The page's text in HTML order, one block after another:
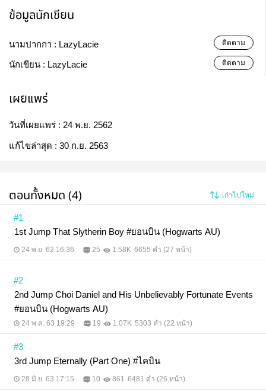
ข้อมูลนักเขียน
นามปากกา : LazyLacie ติดตาม
นักเขียน : LazyLacie ติดตาม
เผยแพร่
วันที่เผยแพร่ : 24 พ.ย. 2562
แก้ไขล่าสุด : 30 ก.ย. 2563
ตอนทั้งหมด (4) เก่าไปใหม่
#1
1st Jump That Slytherin Boy #ยอนบิน (Hogwarts AU)
24 พ.ย. 62 16:36 25 1.58K 6655 คำ (27 หน้า)
#2
2nd Jump Choi Daniel and His Unbelievably Fortunate Events
#ยอนบิน (Hogwarts AU)
24 พ.ค. 63 19:29 19 1.07K 5303 คำ (22 หน้า)
#3
3rd Jump Eternally (Part One) #ไคบิน
28 มิ.ย. 63 17:15 10 861 6481 คำ (26 หน้า)